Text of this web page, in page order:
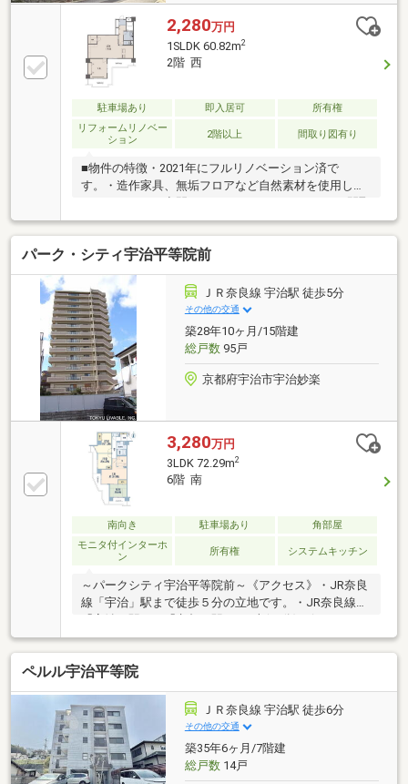
2,280万円
1SLDK 60.82m2
2階 西
駐車場あり 即入居可
所有権
リフォームリノベー
ション
2階以上 間取り図有り
■物件の特徴・2021年にフルリノベーション済で
す。・造作家具、無垢フロアなど自然素材を使用した
変更も実施しています。・JR、京阪の2沿線利用可能
かつJR宇治駅までは徒歩2分の好立地です。・宇治橋
商店街、フレンドマート、セブンイレブン、ドラッグ
ストアなどの買物施設も全て徒歩圏内にあります。・
駅前でありながら閑静な住環境です。・大変綺麗ｂに
大切にご使用されていましたので即入居可能です。・
管理も充実していますので築年数を感じさせない綺麗
さです。・当該地域で物件をお探しの方は是非ともご
内覧ください。
パーク・シティ宇治平等院前
ＪＲ奈良線 宇治駅 徒歩5分
その他の交通
築28年10ヶ月/15階建
総戸数95戸
京都府宇治市宇治妙楽
3,280万円
3LDK 72.29m2
6階 南
南向き 駐車場あり
角部屋
モニタ付インターホ
ン
所有権 システムキッチン
～パークシティ宇治平等院前～《アクセス》・JR奈良
線「宇治」駅まで徒歩５分の立地です。・JR奈良線
で、通勤通学にも便利な立地です。《室内やマンショ
ンの特徴》・６階部分南向きの角住戸ため、採光面が
多く、暖かい日差しが室内まで届きます。・システム
キッチンは、リビングを見渡せるカウンター式。お子
様の様子を見ながら、ご家族との会話を楽しみなが
ら、お料理をすることができます。・来訪者を映像で
確認できるTVモニター付きインターホン有り。・エレ
ベーターが2基設置されています。・買主様のお好み
に合わせてリフォームしていただけます。
ペルル宇治平等院
ＪＲ奈良線 宇治駅 徒歩6分
その他の交通
築35年6ヶ月/7階建
総戸数14戸